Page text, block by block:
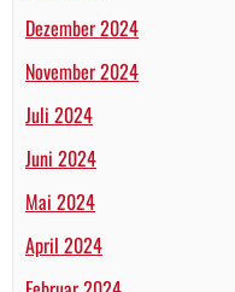
Dezember 2024
November 2024
Juli 2024
Juni 2024
Mai 2024
April 2024